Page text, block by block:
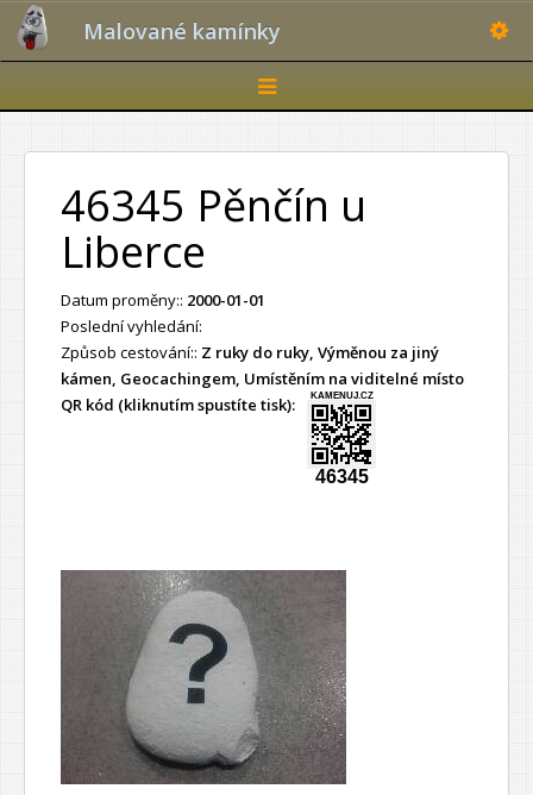
Malované kamínky
Toggle
navigation
46345 Pěnčín u
Liberce
Datum proměny:: 2000-01-01
Poslední vyhledání:
Způsob cestování:: Z ruky do ruky, Výměnou za jiný
kámen, Geocachingem, Umístěním na viditelné místo
QR kód (kliknutím spustíte tisk):
KAMENUJ.CZ
46345